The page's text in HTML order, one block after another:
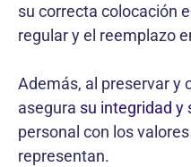
su correcta colocación
regular y el reemplazo
Además, al preservar y
asegura su integridad y
personal con los
representan.